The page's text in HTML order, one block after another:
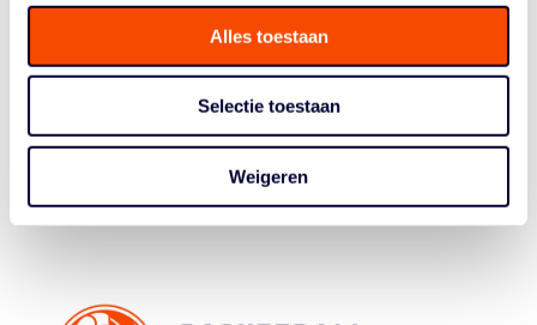
Alles toestaan
Selectie toestaan
Weigeren
hele jaar goed op verschillende internationale
toernooien. De vrouwen bewezen als Europees
kampioen tot de absolute wereldtop te behoren. Ons
dan ook niet aan dat beide teams hele goede kansen
maken om zich te plaatsen voor de Spelen.”
Beeld FIBA.basketball